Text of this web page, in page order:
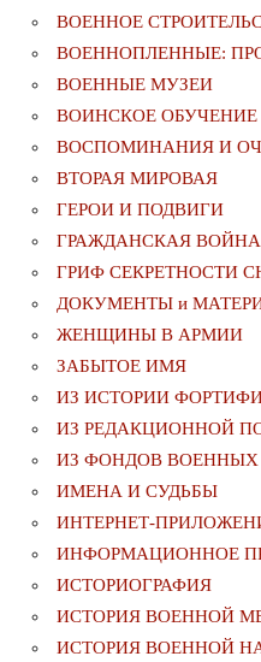
ВОЕННОЕ
ВОЕННОПЛЕННЫЕ:
ВОЕННЫЕ МУЗЕИ
ВОИНСКОЕ ОБУЧЕНИЕ
ВОСПОМИНАНИЯ И
ВТОРАЯ МИРОВАЯ
ГЕРОИ И ПОДВИГИ
ГРАЖДАНСКАЯ ВОЙНА
ГРИФ СЕКРЕТНОСТИ
ДОКУМЕНТЫ и
ЖЕНЩИНЫ В АРМИИ
ЗАБЫТОЕ ИМЯ
ИЗ ИСТОРИИ
ИЗ РЕДАКЦИОННОЙ
ИЗ ФОНДОВ ВОЕННЫХ
ИМЕНА И СУДЬБЫ
ИНТЕРНЕТ-
ИНФОРМАЦИОННОЕ
ИСТОРИОГРАФИЯ
ИСТОРИЯ ВОЕННОЙ
ИСТОРИЯ ВОЕННОЙ